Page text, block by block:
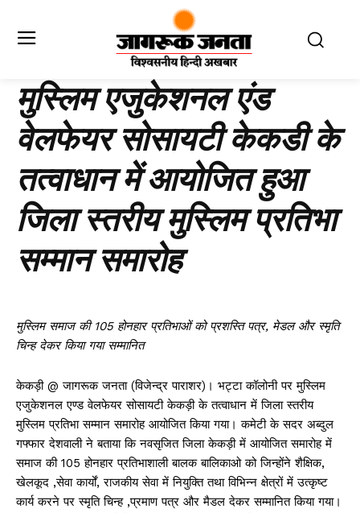
मुस्लिम एजुकेशनल एंड
वेलफेयर सोसायटी केकडी के
तत्वाधान में आयोजित हुआ
जिला स्तरीय मुस्लिम प्रतिभा
सम्मान समारोह
मुस्लिम समाज की 105 होनहार प्रतिभाओं को प्रशस्ति पत्र, मेडल और स्मृति
चिन्ह देकर किया गया सम्मानित
केकड़ी @ जागरूक जनता (विजेन्द्र पाराशर)। भट्टा कॉलोनी पर मुस्लिम
एजुकेशनल एण्ड वेलफेयर सोसायटी केकड़ी के तत्वाधान में जिला स्तरीय
मुस्लिम प्रतिभा सम्मान समारोह आयोजित किया गया। कमेटी के सदर अब्दुल
गफ्फार देशवाली ने बताया कि नवसृजित जिला केकड़ी में आयोजित समारोह में
समाज की 105 होनहार प्रतिभाशाली बालक बालिकाओ को जिन्होंने शैक्षिक,
खेलकूद ,सेवा कार्यों, राजकीय सेवा में नियुक्ति तथा विभिन्न क्षेत्रों में उत्कृष्ट
कार्य करने पर स्मृति चिन्ह ,प्रमाण पत्र और मैडल देकर सम्मानित किया गया।